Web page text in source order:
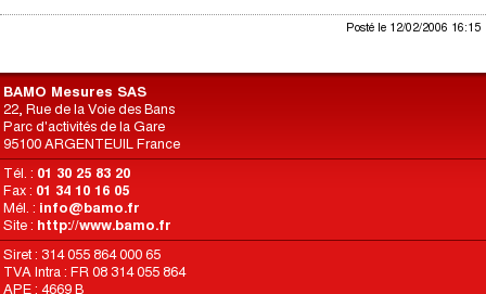
Posté le 12/02/2006 16:15
BAMO Mesures SAS
22, Rue de la Voie des Bans
Parc d'activités de la Gare
95100 ARGENTEUIL France
Tél. : 01 30 25 83 20
Fax : 01 34 10 16 05
Mél. : info@bamo.fr
Site : http://www.bamo.fr
Siret : 314 055 864 000 65
TVA Intra : FR 08 314 055 864
APE : 4669 B